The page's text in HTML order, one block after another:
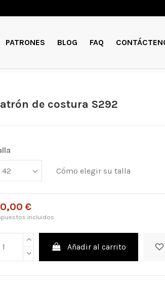
PATRONES BLOG FAQ
de costura S292
Cómo elegir su talla
€
incluidos
Añadir al carrito